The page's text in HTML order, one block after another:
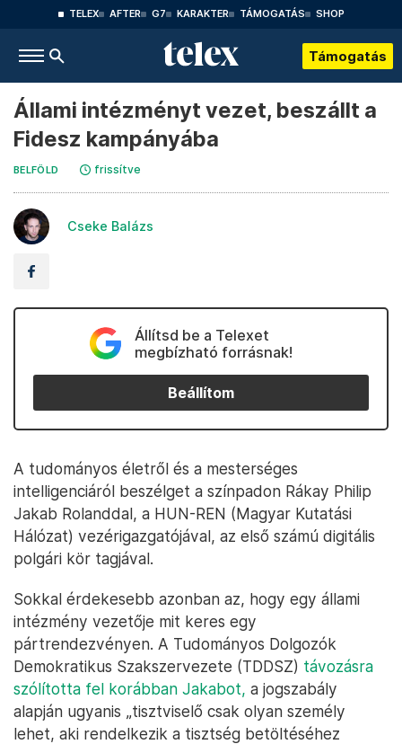
TELEX AFTER G7 KARAKTER TÁMOGATÁS SHOP
Támogatás
Állami intézményt vezet, beszállt a
Fidesz kampányába
BELFÖLD frissítve
Cseke Balázs
Állítsd be a Telexet
megbízható forrásnak!
Beállítom
A tudományos életről és a mesterséges
intelligenciáról beszélget a színpadon Rákay Philip
Jakab Rolanddal, a HUN-REN (Magyar Kutatási
Hálózat) vezérigazgatójával, az első számú digitális
polgári kör tagjával.
Sokkal érdekesebb azonban az, hogy egy állami
intézmény vezetője mit keres egy
pártrendezvényen. A Tudományos Dolgozók
Demokratikus Szakszervezete (TDDSZ) távozásra
szólította fel korábban Jakabot, a jogszabály
alapján ugyanis „tisztviselő csak olyan személy
lehet, aki rendelkezik a tisztség betöltéséhez